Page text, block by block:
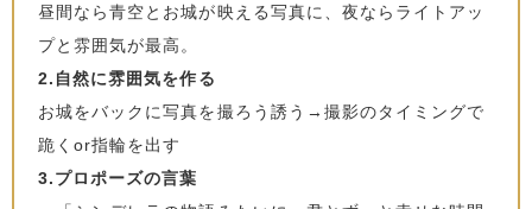
昼間なら青空とお城が映える写真に、夜ならライトアッ
プと雰囲気が最高。
2.自然に雰囲気を作る
お城をバックに写真を撮ろう誘う→撮影のタイミングで
跪くor指輪を出す
3.プロポーズの言葉